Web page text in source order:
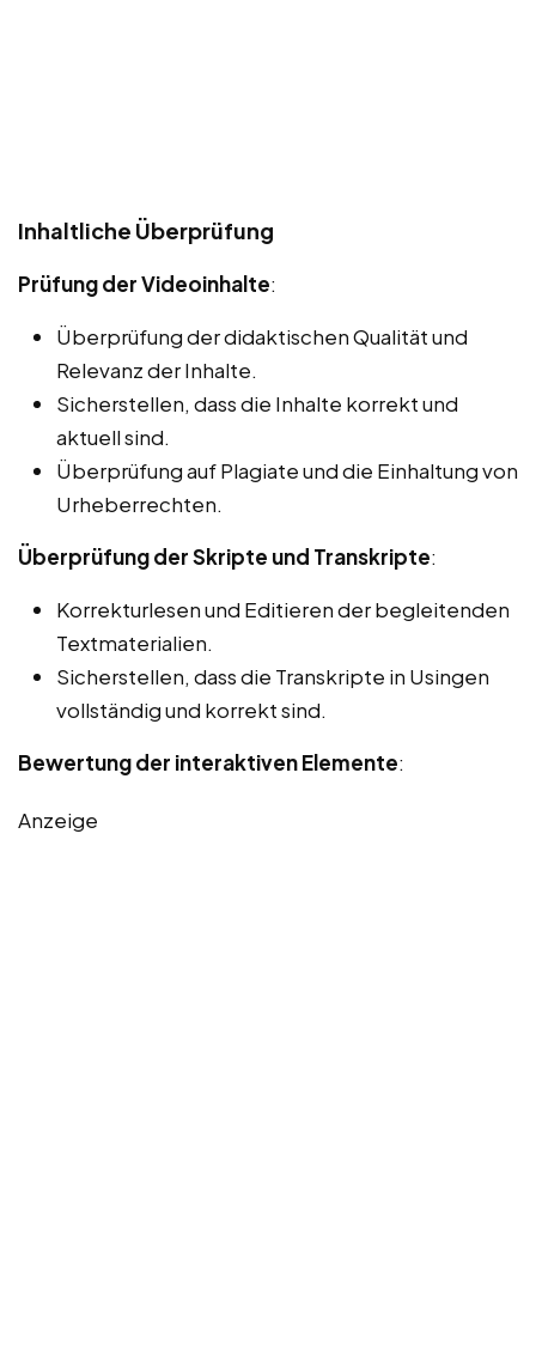
Inhaltliche Überprüfung
Prüfung der Videoinhalte:
Überprüfung der didaktischen Qualität und
Relevanz der Inhalte.
Sicherstellen, dass die Inhalte korrekt und
aktuell sind.
Überprüfung auf Plagiate und die Einhaltung von
Urheberrechten.
Überprüfung der Skripte und Transkripte:
Korrekturlesen und Editieren der begleitenden
Textmaterialien.
Sicherstellen, dass die Transkripte in Usingen
vollständig und korrekt sind.
Bewertung der interaktiven Elemente:
Anzeige